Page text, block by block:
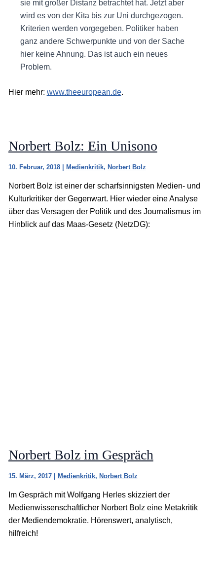
sie mit großer Distanz betrachtet hat. Jetzt aber
wird es von der Kita bis zur Uni durchgezogen.
Kriterien werden vorgegeben. Politiker haben
ganz andere Schwerpunkte und von der Sache
hier keine Ahnung. Das ist auch ein neues
Problem.
Hier mehr: www.theeuropean.de.
Norbert Bolz: Ein Unisono
10. Februar, 2018 Medienkritik, Norbert Bolz
Norbert Bolz ist einer der scharfsinnigsten Medien- und
Kulturkritiker der Gegenwart. Hier wieder eine Analyse
über das Versagen der Politik und des Journalismus im
Hinblick auf das Maas-Gesetz (NetzDG):
Norbert Bolz im Gespräch
15. März, 2017 Medienkritik, Norbert Bolz
Im Gespräch mit Wolfgang Herles skizziert der
Medienwissenschaftlicher Norbert Bolz eine Metakritik
der Mediendemokratie. Hörenswert, analytisch,
hilfreich!